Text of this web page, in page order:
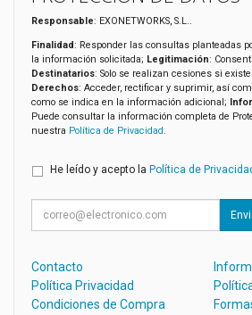
Responsable: EXONETWORKS, S.L..
Finalidad: Responder las consultas planteadas
la información solicitada; Legitimación:
Destinatarios: Solo se realizan cesiones si
Derechos: Acceder, rectificar y suprimir, así
como se indica en la información adicional;
Puede consultar la información completa de
nuestra Política de Privacidad.
He leído y acepto la Política de
Contacto
Política Privacidad
Condiciones de Compra